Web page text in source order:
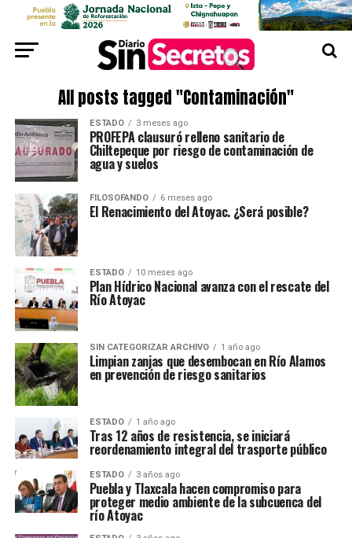
All posts tagged "Contaminación"
ESTADO 3 meses ago
PROFEPA clausuró relleno sanitario de
Chiltepeque por riesgo de contaminación de
agua y suelos
FILOSOFANDO 6 meses ago
El Renacimiento del Atoyac. ¿Será posible?
ESTADO 10 meses ago
Plan Hídrico Nacional avanza con el rescate del
Río Atoyac
SIN CATEGORIZAR ARCHIVO 1 año ago
Limpian zanjas que desembocan en Río Alamos
en prevención de riesgo sanitarios
ESTADO 1 año ago
Tras 12 años de resistencia, se iniciará
reordenamiento integral del trasporte público
ESTADO 3 años ago
Puebla y Tlaxcala hacen compromiso para
proteger medio ambiente de la subcuenca del
río Atoyac